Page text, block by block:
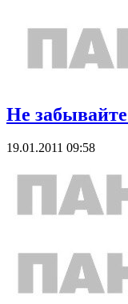
Не
19.01.2011 09:58